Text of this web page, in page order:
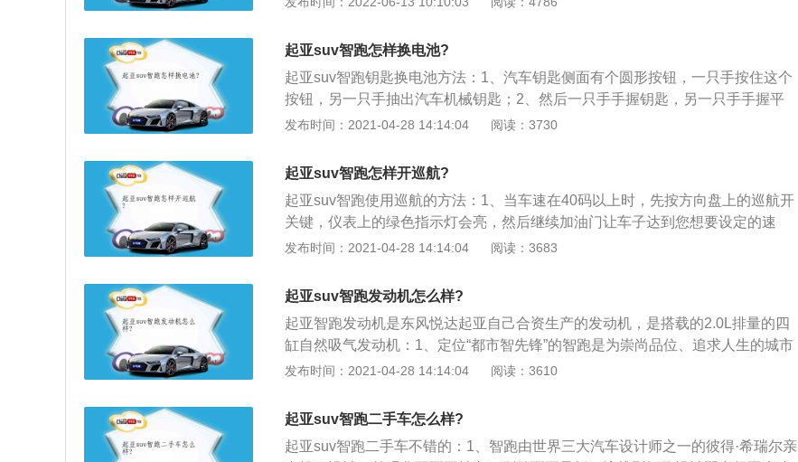
合油耗都是6.9L/100Km，实际油耗则平均在9.41L/100Km左右。最新款起亚智跑
型四辐条的设计，而是采用了五辐条的设计。前进气格栅的尺寸也有所减小，使
得格栅底部的线条与前大灯底部线条连成一体。同时，老款车型上位于前进气格
栅中部的起亚的品牌LOGO，在新款车型上移动到发动机盖上。这些变化让新款
缺点是发热严重，亮度低，寿命短，但已经足够了。发光二极管灯。它的优点是
明亮省电，亮度是卤素灯的3倍以上，而且可以瞬间启动，即点即亮，使用寿命
长。缺点是散热不好。组装LED灯时，需要经过合理的散热设计，不易维护。优
点是亮度高，相当于卤素灯的4-6倍，使用寿命相对较长；缺点是结构复杂，必须
配备镜头，大灯必须切割密封。工艺质量直接影响效果和安全性。此外，启动时
里具体2.0的油耗。一款汽车的油耗数据不是绝对的，是根据每一次出行的路况决
定的，路况好的情况下，油耗的数据就会比较低，路况不平整的情况下，油耗那
肯定是要上升的，平均下来的油耗，也算是比较经济实惠了。起亚智跑是一款经
以及强劲的动力性能，赢得了消费者的喜爱，可以说，综合起亚智跑的综合表现
起亚suv智跑怎样换电池?
起亚suv智跑钥匙换电池方法：1、汽车钥匙侧面有个圆形按钮，一只手按住这个
按钮，另一只手抽出汽车机械钥匙；2、然后一只手手握钥匙，另一只手手握平
口螺丝刀。找到钥匙顶端中部缝隙，将平口螺丝刀插进去。上下撬动钥匙，直至
路板，用手指轻轻推动电池一边，并取出电池；4、然后将新电池正极面朝上，
放置钥匙电池卡槽，轻轻推动电池直至完全卡住；5、将钥匙电路板覆盖至钥匙
上，把钥匙分开的两半上下对准位置，并用手按压钥匙两面，直至钥匙上下两部
分完全贴合；6、最后再将机械钥匙插入钥匙缝隙，就完成了。
发布时间：2021-04-28 14:14:04 阅读：3730
起亚suv智跑怎样开巡航?
起亚suv智跑使用巡航的方法：1、当车速在40码以上时，先按方向盘上的巡航开
关键，仪表上的绿色指示灯会亮，然后继续加油门让车子达到您想要设定的速
度；2、比如说100码，然后开关右边有个带加减符号的开关，减号下面有SET字
您先这样操作一下试试，如果还不行，有可能是定速巡航的开关或者是线路有问
题了。
发布时间：2021-04-28 14:14:04 阅读：3683
起亚suv智跑发动机怎么样?
起亚智跑发动机是东风悦达起亚自己合资生产的发动机，是搭载的2.0L排量的四
缸自然吸气发动机：1、定位“都市智先锋”的智跑是为崇尚品位、追求人生的城市
精英精心打造的一款新概念都市SUV；2、在中国传统文化中，“智者”正是对成功
广阔的天地；3、智跑将散发时尚、活力的都市风韵与休闲、恬淡的处世哲学完
美结合，既满足了都市智者城市行车的所有需求，又提供了雄浑的越野性能，成
为他们驰骋山水、实现梦想的开路先锋；4、同时，领先对手的多项智能配置更
发布时间：2021-04-28 14:14:04 阅读：3610
起亚suv智跑二手车怎么样?
起亚suv智跑二手车不错的：1、智跑由世界三大汽车设计师之一的彼得·希瑞尔亲